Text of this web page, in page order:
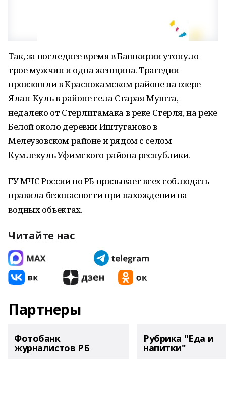
Так, за последнее время в Башкирии утонуло
трое мужчин и одна женщина. Трагедии
произошли в Краснокамском районе на озере
Ялан-Куль в районе села Старая Мушта,
недалеко от Стерлитамака в реке Стерля, на реке
Белой около деревни Иштуганово в
Мелеузовском районе и рядом с селом
Кумлекуль Уфимского района республики.
ГУ МЧС России по РБ призывает всех соблюдать
правила безопасности при нахождении на
водных объектах.
Читайте нас
Партнеры
Фотобанк
журналистов РБ
Рубрика "Еда и
напитки"